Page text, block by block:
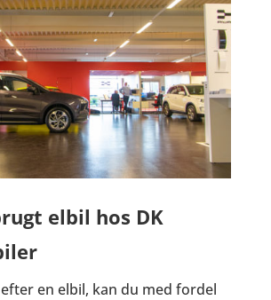
elbil hos DK
en elbil, kan du med fordel